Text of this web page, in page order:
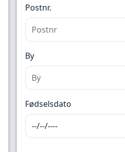
Postnr.
By
Fødselsdato